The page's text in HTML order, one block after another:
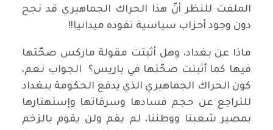
الملفت للنظر أنّ هذا الحراك الجماهيري قد نجح
دون وجود أحزاب سياسية تقوده ميدانيا!!
ماذا عن بغداد، وهل أثبتت مقولة ماركس صحّتها
فيها كما أثبتت صحّتها في باريس؟ الجواب نعم،
كون الحراك الجماهيري الذي يدفع الحكومة ببغداد
للتراجع عن حجم فسادها وسرقاتها وإستهتارها
بمصير شعبنا ووطننا، لم يقم ولن يقوم بالزخم